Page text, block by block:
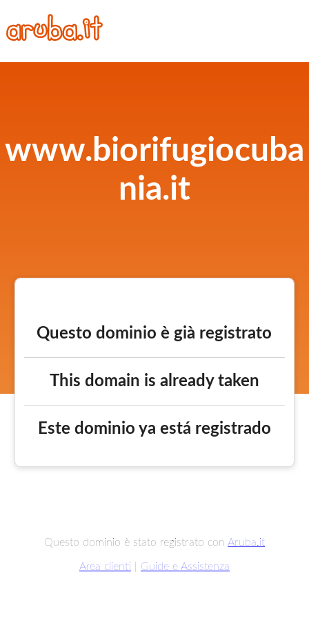
www.biorifugiocuba
nia.it
Questo dominio è già registrato
This domain is already taken
Este dominio ya está registrado
Questo dominio è stato registrato con Aruba.it
Area clienti Guide e Assistenza